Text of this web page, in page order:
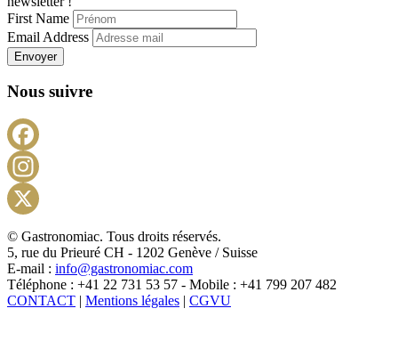
First Name
Email Address
Envoyer
Nous suivre
X
© Gastronomiac. Tous droits réservés.
5, rue du Prieuré CH - 1202 Genève / Suisse
E-mail : info@gastronomiac.com
Téléphone : +41 22 731 53 57 - Mobile : +41 799 207 482
CONTACT | Mentions légales | CGVU